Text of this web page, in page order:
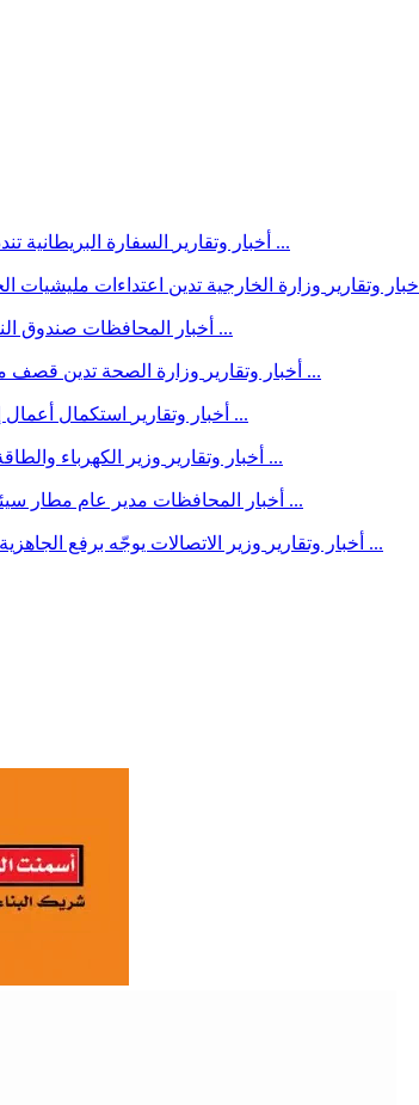
أخبار وتقارير السفارة البريطانية تندد بهجمات الحوثيين وتعتبرها تصعيداً لا يخدم الشعب اليمني ومستقبله ...
أخبار وتقارير
أخبار المحافظات صندوق النظافة بأحور يواصل حملة إزالة مخلفات الرياح من الشوارع والأسواق ...
أخبار وتقارير وزارة الصحة تدين قصف مليشيا الحوثي الإرهابية للأحياء السكنية ومخيمات النازحين في مأرب ...
أخبار وتقارير استكمال أعمال إعادة تأهيل عقمة البطان بوادي بنا لتعزيز الاستفادة من مياه السيول ...
أخبار وتقارير وزير الكهرباء والطاقة يدعو إلى توحيد الخطاب الإعلامي لكشف تضليل المليشيات الحوثية ...
أخبار المحافظات مدير عام مطار سيئون ينفي الشائعات ويؤكد: المطار آمن والرحلات تسير بشكل طبيعي ...
أخبار وتقارير وزير الاتصالات يوجّه برفع الجاهزية لمواجهة أي محاولات لقطع خدمات الاتصالات في المناطق المحررة ...